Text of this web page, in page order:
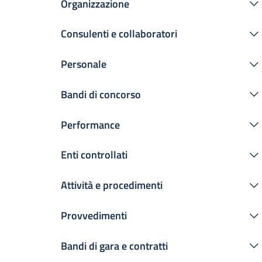
Organizzazione
Consulenti e collaboratori
Personale
Bandi di concorso
Performance
Enti controllati
Attività e procedimenti
Provvedimenti
Bandi di gara e contratti